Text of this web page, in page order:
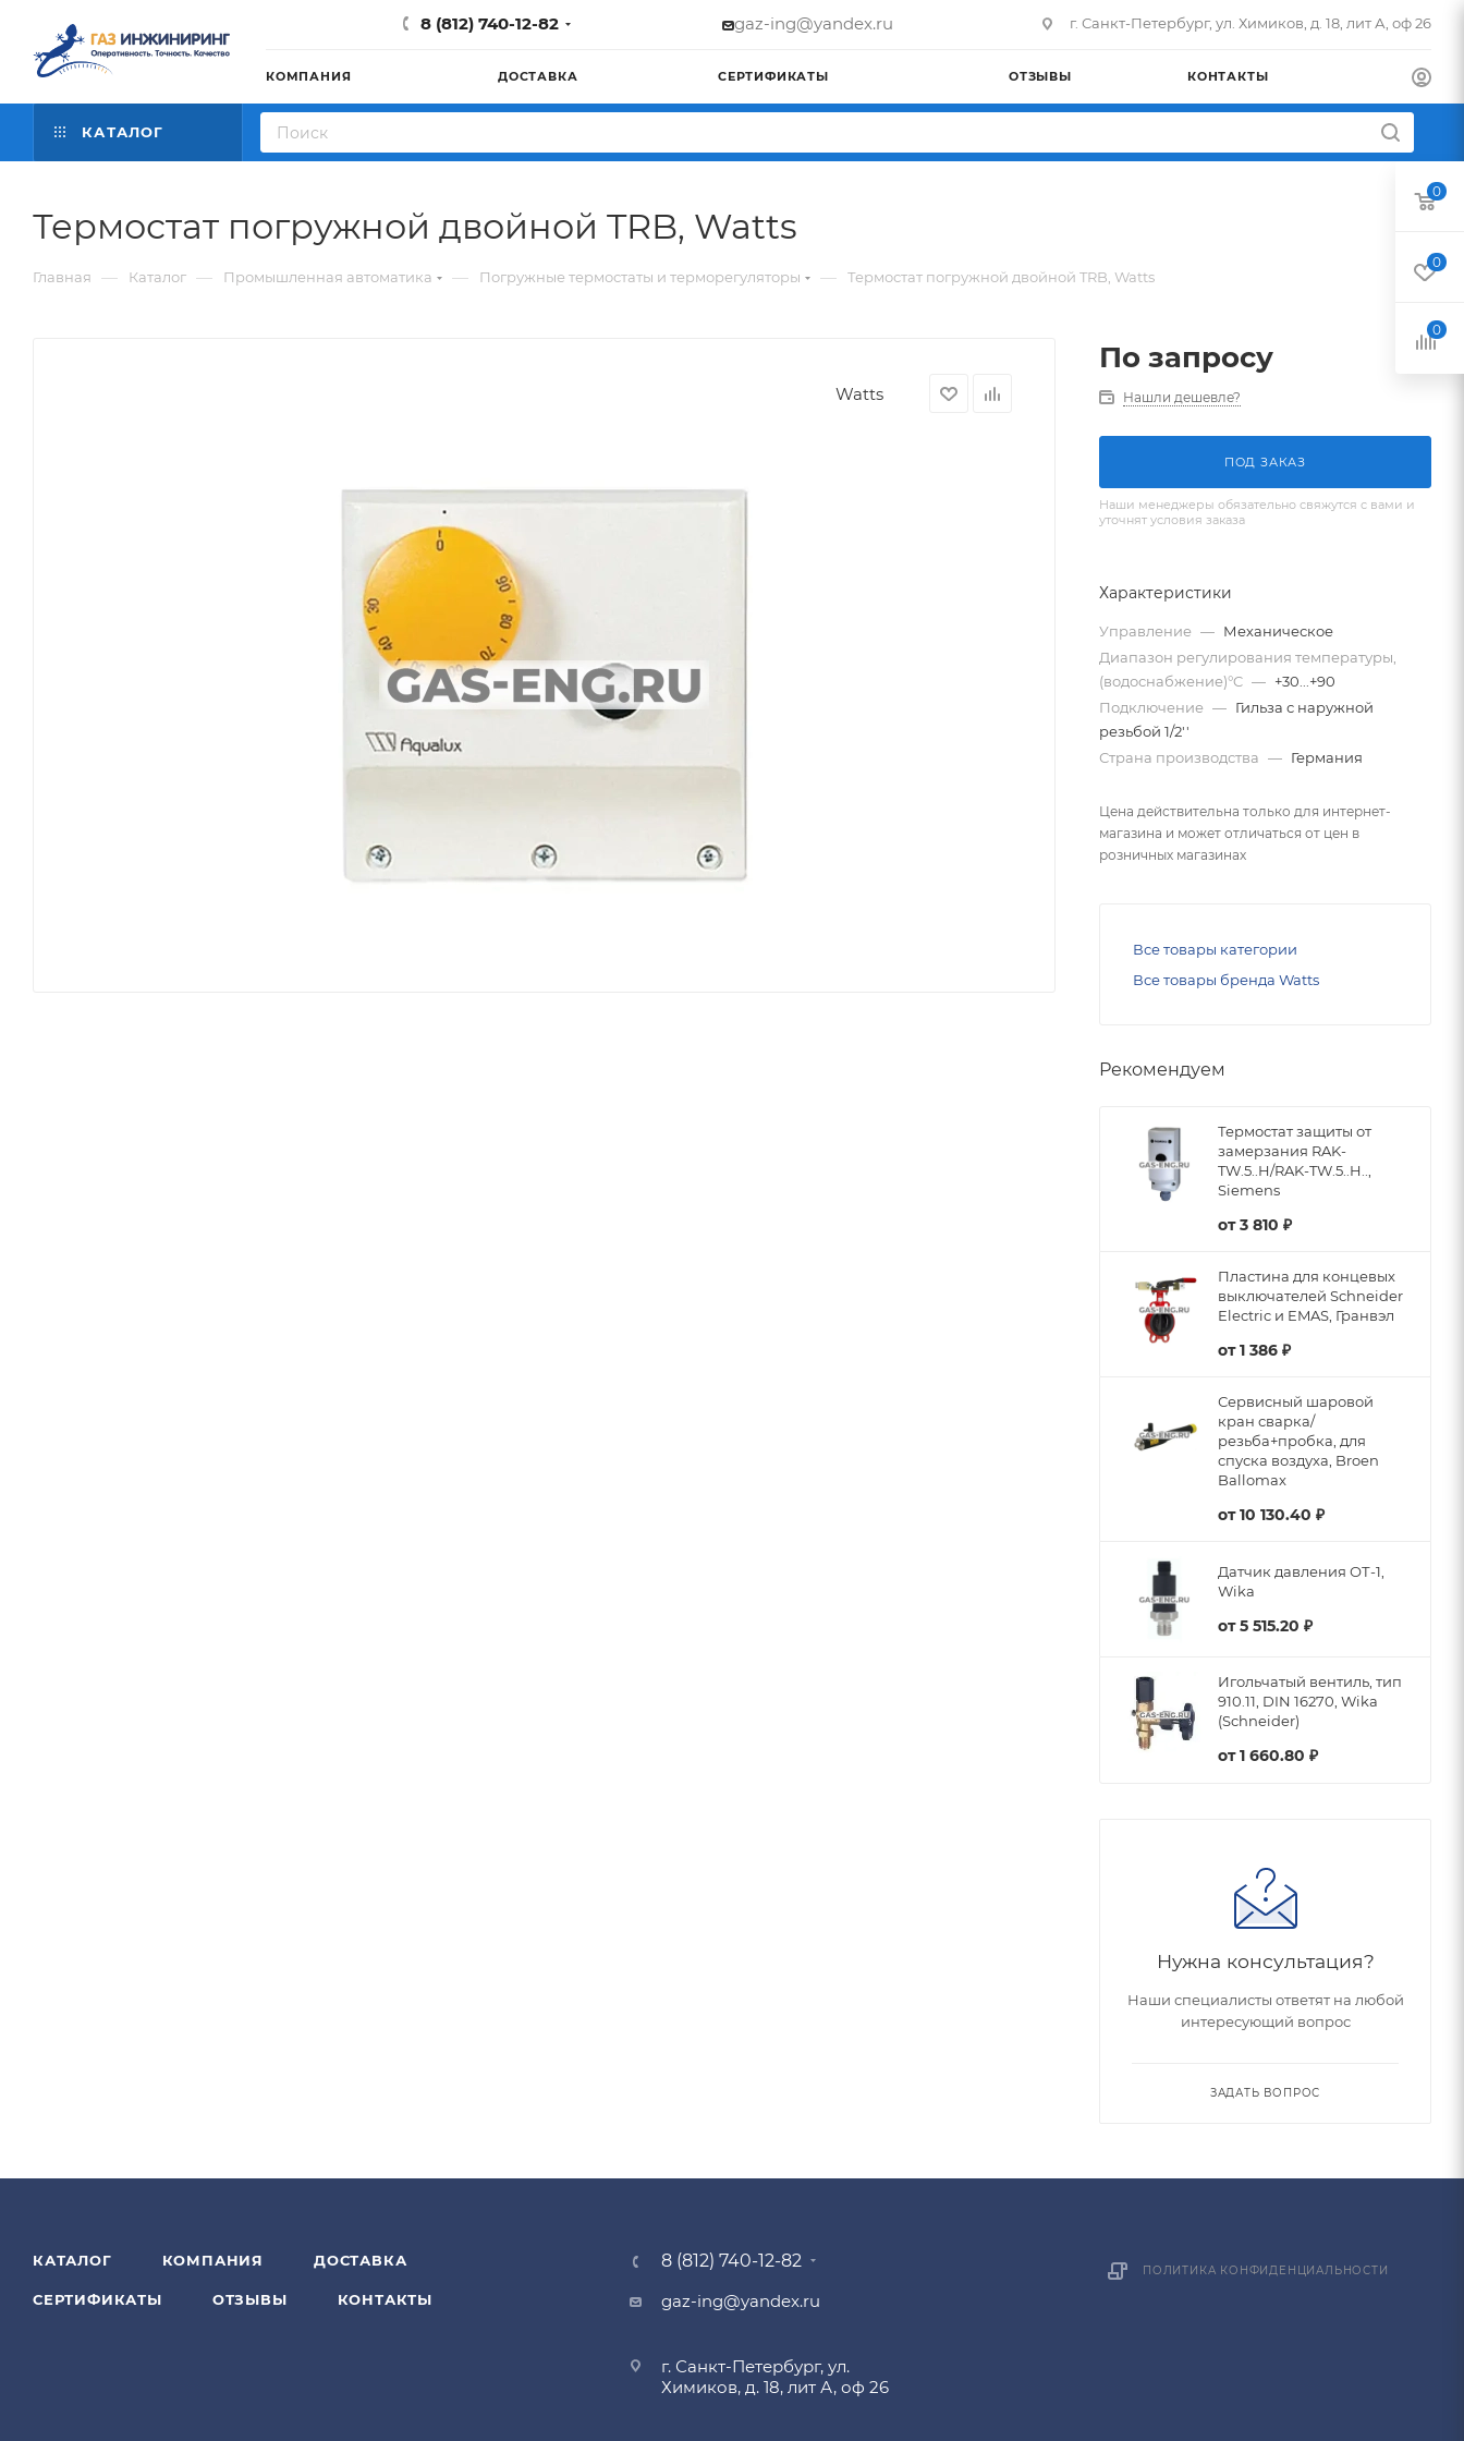
8 (812) 740-12-82 gaz-ing@yandex.ru г. Санкт-Петербург, ул. Химиков, д. 18, лит А, оф 26
КОМПАНИЯ ДОСТАВКА СЕРТИФИКАТЫ ОТЗЫВЫ КОНТАКТЫ
КАТАЛОГ
Термостат погружной двойной TRB, Watts
Главная — Каталог — Промышленная автоматика — Погружные термостаты и терморегуляторы — Термостат погружной двойной TRB, Watts
Watts
По запросу
Нашли дешевле?
ПОД ЗАКАЗ
Наши менеджеры обязательно свяжутся с вами и
уточнят условия заказа
Характеристики
Управление — Механическое
Диапазон регулирования температуры,
(водоснабжение)°C — +30...+90
Подключение — Гильза с наружной
резьбой 1/2''
Страна производства — Германия
Цена действительна только для интернет-
магазина и может отличаться от цен в
розничных магазинах
Все товары категории
Все товары бренда Watts
Рекомендуем
Термостат защиты от
замерзания RAK-
TW.5..H/RAK-TW.5..H..,
Siemens
от3 810 ₽
Пластина для концевых
выключателей Schneider
Electric и EMAS, Гранвэл
от1 386 ₽
Сервисный шаровой
кран сварка/
резьба+пробка, для
спуска воздуха, Broen
Ballomax
от10 130.40 ₽
Датчик давления ОТ-1,
Wika
от5 515.20 ₽
Игольчатый вентиль, тип
910.11, DIN 16270, Wika
(Schneider)
от1 660.80 ₽
Нужна консультация?
Наши специалисты ответят на любой
интересующий вопрос
ЗАДАТЬ ВОПРОС
КАТАЛОГ КОМПАНИЯ ДОСТАВКА
СЕРТИФИКАТЫ ОТЗЫВЫ КОНТАКТЫ
8 (812) 740-12-82
gaz-ing@yandex.ru
г. Санкт-Петербург, ул.
Химиков, д. 18, лит А, оф 26
ПОЛИТИКА КОНФИДЕНЦИАЛЬНОСТИ
0
0
0